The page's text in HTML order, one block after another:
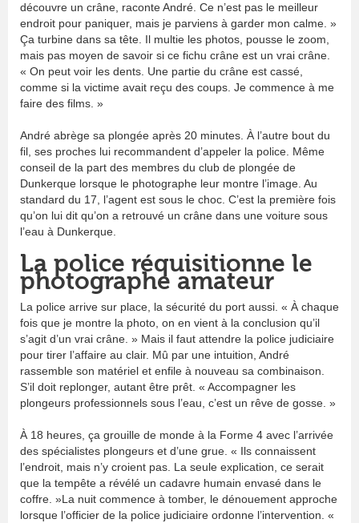
découvre un crâne, raconte André. Ce n’est pas le meilleur
endroit pour paniquer, mais je parviens à garder mon calme. »
Ça turbine dans sa tête. Il multie les photos, pousse le zoom,
mais pas moyen de savoir si ce fichu crâne est un vrai crâne.
« On peut voir les dents. Une partie du crâne est cassé,
comme si la victime avait reçu des coups. Je commence à me
faire des films. »
André abrège sa plongée après 20 minutes. À l’autre bout du
fil, ses proches lui recommandent d’appeler la police. Même
conseil de la part des membres du club de plongée de
Dunkerque lorsque le photographe leur montre l’image. Au
standard du 17, l’agent est sous le choc. C’est la première fois
qu’on lui dit qu’on a retrouvé un crâne dans une voiture sous
l’eau à Dunkerque.
La police réquisitionne le
photographe amateur
La police arrive sur place, la sécurité du port aussi. « À chaque
fois que je montre la photo, on en vient à la conclusion qu’il
s’agit d’un vrai crâne. » Mais il faut attendre la police judiciaire
pour tirer l’affaire au clair. Mû par une intuition, André
rassemble son matériel et enfile à nouveau sa combinaison.
S’il doit replonger, autant être prêt. « Accompagner les
plongeurs professionnels sous l’eau, c’est un rêve de gosse. »
À 18 heures, ça grouille de monde à la Forme 4 avec l’arrivée
des spécialistes plongeurs et d’une grue. « Ils connaissent
l’endroit, mais n’y croient pas. La seule explication, ce serait
que la tempête a révélé un cadavre humain envasé dans le
coffre. »La nuit commence à tomber, le dénouement approche
lorsque l’officier de la police judiciaire ordonne l’intervention. «